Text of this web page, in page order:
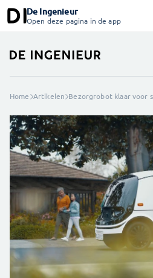
De Ingenieur
Open deze pagina in de app
Home Artikelen Bezorgrobot klaar voor